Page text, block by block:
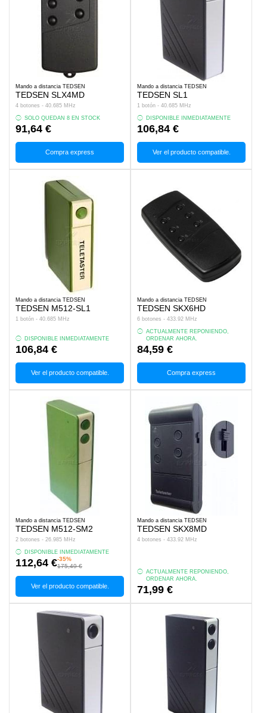
Mando a distancia TEDSEN
TEDSEN SLX4MD
4 botones - 40.685 MHz
SOLO QUEDAN 8 EN STOCK
91,64 €
Compra express
Mando a distancia TEDSEN
TEDSEN SL1
1 botón - 40.685 MHz
DISPONIBLE INMEDIATAMENTE
106,84 €
Ver el producto compatible.
Mando a distancia TEDSEN
TEDSEN M512-SL1
1 botón - 40.685 MHz
DISPONIBLE INMEDIATAMENTE
106,84 €
Ver el producto compatible.
Mando a distancia TEDSEN
TEDSEN SKX6HD
6 botones - 433.92 MHz
ACTUALMENTE REPONIENDO,
ORDENAR AHORA.
84,59 €
Compra express
Mando a distancia TEDSEN
TEDSEN M512-SM2
2 botones - 26.985 MHz
DISPONIBLE INMEDIATAMENTE
112,64 €-35%
175,49 €
Ver el producto compatible.
Mando a distancia TEDSEN
TEDSEN SKX8MD
4 botones - 433.92 MHz
ACTUALMENTE REPONIENDO,
ORDENAR AHORA.
71,99 €